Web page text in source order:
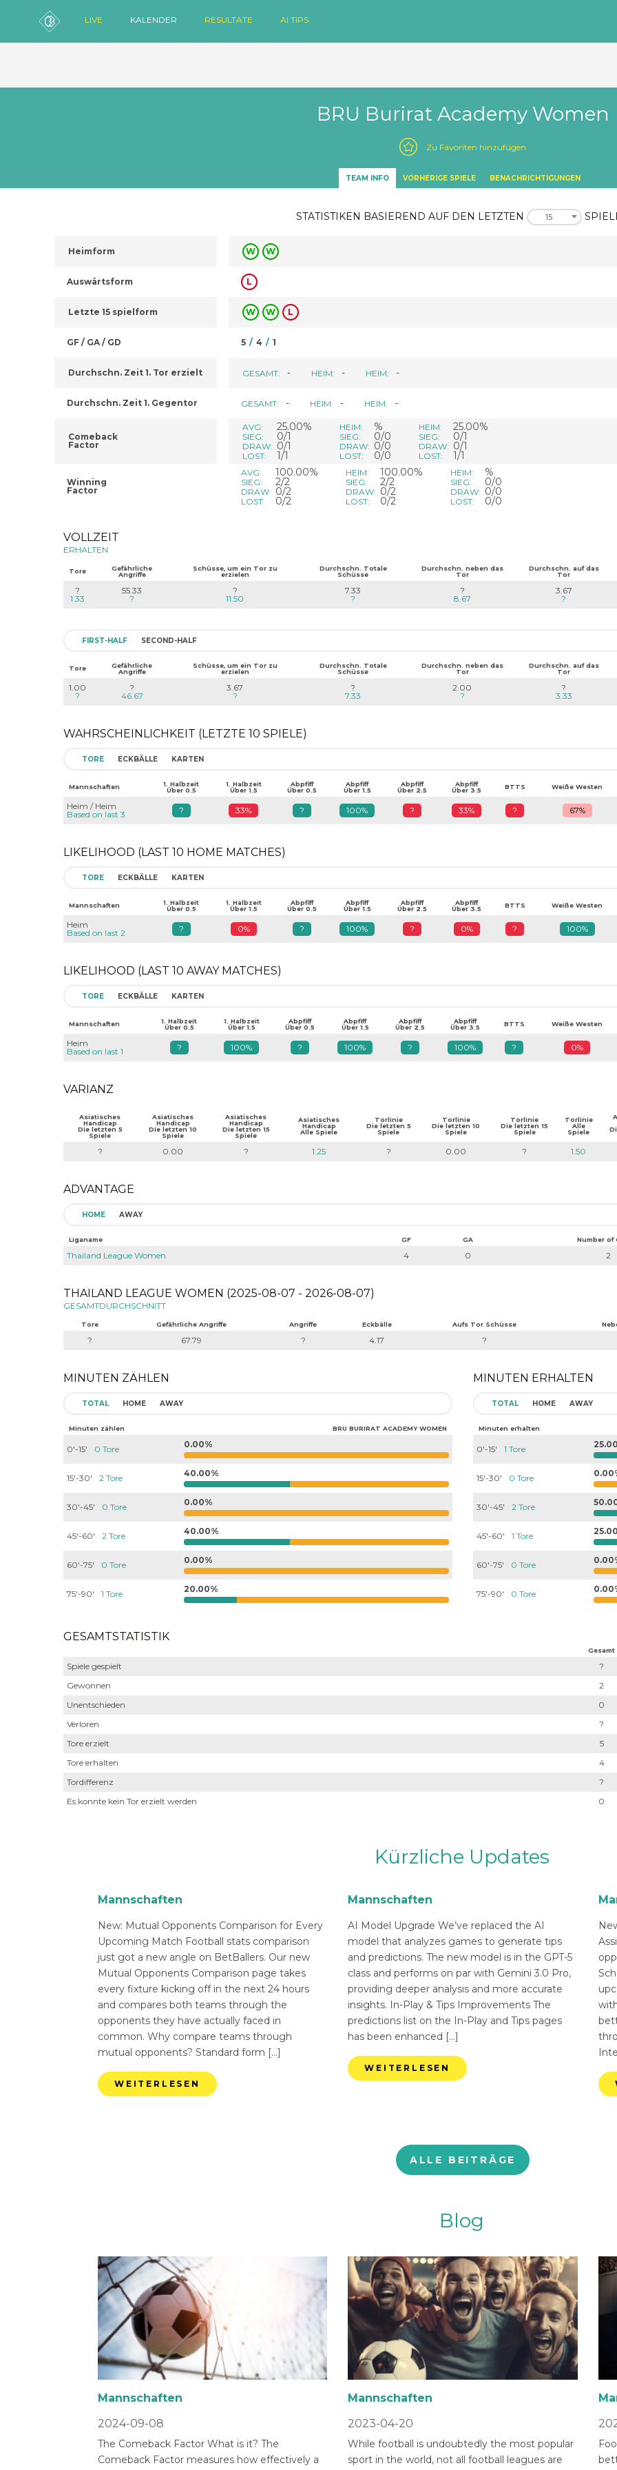
LIVE KALENDER RESULTATE AI TIPS
BRU Burirat Academy Women
Zu Favoriten hinzufügen
TEAM INFO VORHERIGE SPIELE BENACHRICHTIGUNGEN
STATISTIKEN BASIEREND AUF DEN LETZTEN 15
Heimform
Auswärtsform
Letzte 15 spielform
GF / GA / GD
Durchschn. Zeit 1. Tor erzielt
Durchschn. Zeit 1. Gegentor
Comeback
Factor
Winning
Factor
W W
L
W W L
5 / 4 / 1
GESAMT: - HEIM: - HEIM: -
GESAMT: - HEIM: - HEIM: -
AVG: 25.00%
SIEG: 0/1
DRAW: 0/1
LOST: 1/1
HEIM: %
SIEG: 0/0
DRAW: 0/0
LOST: 0/0
HEIM: 25.00%
SIEG: 0/1
DRAW: 0/1
LOST: 1/1
AVG: 100.00%
SIEG: 2/2
DRAW: 0/2
LOST: 0/2
HEIM: 100.00%
SIEG: 2/2
DRAW: 0/2
LOST: 0/2
HEIM: %
SIEG: 0/0
DRAW: 0/0
LOST: 0/0
VOLLZEIT
ERHALTEN
Tore
Gefährliche
Angriffe
Schüsse, um ein Tor zu
erzielen
Durchschn. Totale
Schüsse
Durchschn. neben das
Tor
Durchschn. auf das
Tor
?
1.33
55.33
?
?
11.50
7.33
?
?
8.67
3.67
?
FIRST-HALF SECOND-HALF
Tore
Gefährliche
Angriffe
Schüsse, um ein Tor zu
erzielen
Durchschn. Totale
Schüsse
Durchschn. neben das
Tor
Durchschn. auf das
Tor
1.00
?
?
46.67
3.67
?
?
7.33
2.00
?
?
3.33
WAHRSCHEINLICHKEIT (LETZTE 10 SPIELE)
TORE ECKBÄLLE KARTEN
Mannschaften
1. Halbzeit
Über 0.5
1. Halbzeit
Über 1.5
Abpfiff
Über 0.5
Abpfiff
Über 1.5
Abpfiff
Über 2.5
Abpfiff
Über 3.5
BTTS Weiße Westen
Heim / Heim
Based on last 3
? 33% ? 100% ? 33% ? 67%
LIKELIHOOD (LAST 10 HOME MATCHES)
TORE ECKBÄLLE KARTEN
Mannschaften
1. Halbzeit
Über 0.5
1. Halbzeit
Über 1.5
Abpfiff
Über 0.5
Abpfiff
Über 1.5
Abpfiff
Über 2.5
Abpfiff
Über 3.5
BTTS Weiße Westen
Heim
Based on last 2
? 0% ? 100% ? 0% ? 100%
LIKELIHOOD (LAST 10 AWAY MATCHES)
TORE ECKBÄLLE KARTEN
Mannschaften
1. Halbzeit
Über 0.5
1. Halbzeit
Über 1.5
Abpfiff
Über 0.5
Abpfiff
Über 1.5
Abpfiff
Über 2.5
Abpfiff
Über 3.5
BTTS Weiße Westen
Heim
Based on last 1
? 100% ? 100% ? 100% ? 0%
VARIANZ
Asiatisches
Handicap
Die letzten 5
Spiele
Asiatisches
Handicap
Die letzten 10
Spiele
Asiatisches
Handicap
Die letzten 15
Spiele
Asiatisches
Handicap
Alle Spiele
Torlinie
Die letzten 5
Spiele
Torlinie
Die letzten 10
Spiele
Torlinie
Die letzten 15
Spiele
Torlinie
Alle
Spiele
? 0.00 ? 1.25 ? 0.00 ? 1.50
ADVANTAGE
HOME AWAY
Liganame GF GA Number of
Thailand League Women 4 0 2
THAILAND LEAGUE WOMEN (2025-08-07 - 2026-08-07)
GESAMTDURCHSCHNITT
Tore Gefährliche Angriffe Angriffe Eckbälle Aufs Tor Schüsse
? 67.79 ? 4.17 ?
MINUTEN ZÄHLEN
TOTAL HOME AWAY
Minuten zählen BRU BURIRAT ACADEMY WOMEN
0'-15' 0 Tore 0.00%
15'-30' 2 Tore 40.00%
30'-45' 0 Tore 0.00%
45'-60' 2 Tore 40.00%
60'-75' 0 Tore 0.00%
75'-90' 1 Tore 20.00%
MINUTEN ERHALTEN
TOTAL HOME AWAY
Minuten erhalten
0'-15' 1 Tore
15'-30' 0 Tore
30'-45' 2 Tore
45'-60' 1 Tore
60'-75' 0 Tore
75'-90' 0 Tore
GESAMTSTATISTIK
Gesamt
Spiele gespielt ?
Gewonnen
2
Unentschieden
0
Verloren
?
Tore erzielt
5
Tore erhalten
4
Tordifferenz
?
Es konnte kein Tor erzielt werden
0
Kürzliche Updates
Mannschaften
New: Mutual Opponents Comparison for Every
Upcoming Match Football stats comparison
just got a new angle on BetBallers. Our new
Mutual Opponents Comparison page takes
every fixture kicking off in the next 24 hours
and compares both teams through the
opponents they have actually faced in
common. Why compare teams through
mutual opponents? Standard form […]
WEITERLESEN
Mannschaften
AI Model Upgrade We’ve replaced the AI
model that analyzes games to generate tips
and predictions. The new model is in the GPT-5
class and performs on par with Gemini 3.0 Pro,
providing deeper analysis and more accurate
insights. In-Play & Tips Improvements The
predictions list on the In-Play and Tips pages
has been enhanced […]
WEITERLESEN
ALLE BEITRÄGE
Blog
Mannschaften
2024-09-08
The Comeback Factor What is it? The
Comeback Factor measures how effectively a
Mannschaften
2023-04-20
While football is undoubtedly the most popular
sport in the world, not all football leagues are